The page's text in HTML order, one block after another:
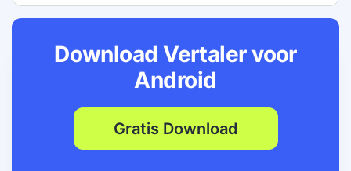
Download Vertaler voor
Android
Gratis Download